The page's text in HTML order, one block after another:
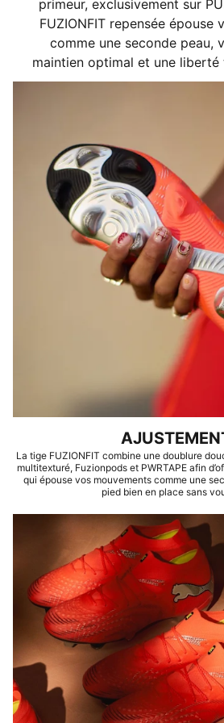
Type de bout : Rond
Fermeture : Lacets
Type de talon : Plat
FG : Avec la disposition circulaire
composition à double densité, la
FLEXGILITY est conçue pour des
360 degrés qui plongent
primeur, exclusivement sur
FUZIONFIT repensée épouse
comme une seconde peau,
maintien optimal et une liberté
La tige FUZIONFIT combine une doublure
multitexturé, Fuzionpods et PWRTAPE afin
qui épouse vos mouvements comme une
pied bien en place sans